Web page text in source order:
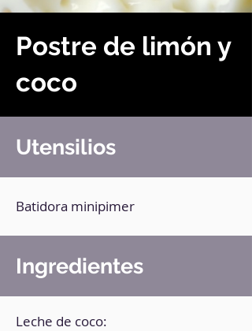
Postre de limón y
coco
Utensilios
Batidora minipimer
Ingredientes
Leche de coco: